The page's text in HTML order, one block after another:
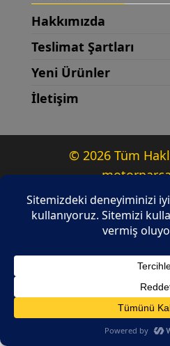
Hakkımızda
Teslimat Şartları
Yeni Ürünler
İletişim
© 2026 Tüm